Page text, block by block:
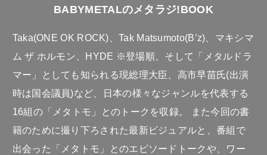
BABYMETALのメタラジ!BOOK
Taka(ONE OK ROCK)、Tak Matsumoto(B’z)、マキシマ
ム ザ ホルモン、HYDE ※登場順、そして「メタルドラ
マー」としても知られる現総理大臣、高市早苗氏(出演
時は国会議員)など、日本の様々なジャンルを代表する
16組の「メタトモ」とのトークを収録。 また今回の書
籍のために撮り下ろされた最新ビジュアルと、番組で
出会った「メタトモ」とのエピソードトークや、ワー